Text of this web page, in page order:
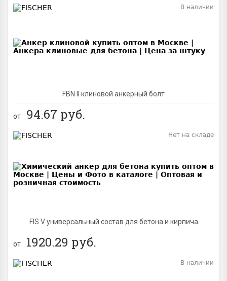
FBN II клиновой анкерный болт
В наличии
от 94.67 руб.
FIS V универсальный состав для бетона и кирпича
Нет на складе
от 1920.29 руб.
В наличии